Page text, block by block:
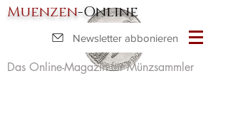
Muenzen-Online
Das Online-Magazin für Münzsammler
Newsletter abbonieren